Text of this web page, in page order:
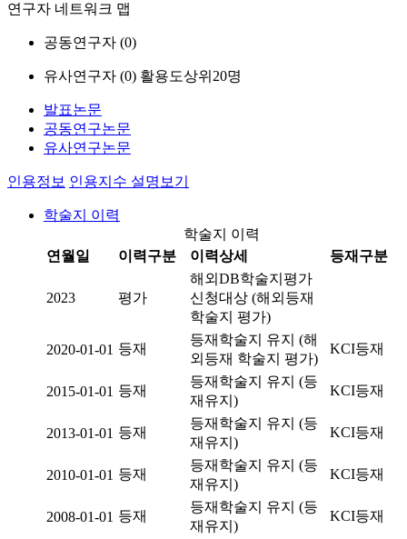
연구자 네트워크 맵
공동연구자 (0)
유사연구자 (0) 활용도상위20명
발표논문
공동연구논문
유사연구논문
인용정보 인용지수 설명보기
학술지 이력
학술지 이력
연월일
이력구분 이력상세 등재구분
2023 평가
해외DB학술지평가
신청대상 (해외등재
학술지 평가)
2020-01-01 등재
등재학술지 유지 (해
외등재 학술지 평가)
KCI등재
2015-01-01 등재
등재학술지 유지 (등
재유지)
KCI등재
2013-01-01 등재
등재학술지 유지 (등
재유지)
KCI등재
2010-01-01 등재
등재학술지 유지 (등
재유지)
KCI등재
2008-01-01 등재
등재학술지 유지 (등
재유지)
KCI등재